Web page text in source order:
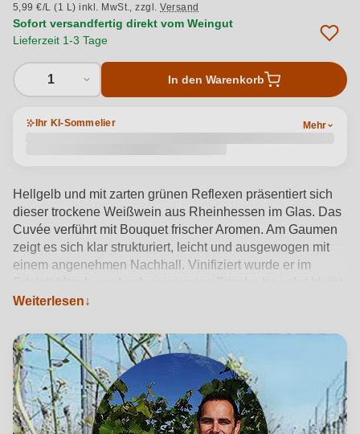
5,99 €/L (1 L) inkl. MwSt.,zzgl.Versand
Sofort versandfertig direkt vom Weingut
Lieferzeit 1-3 Tage
1 In den Warenkorb
Ihr KI-Sommelier Mehr
Hellgelb und mit zarten grünen Reflexen präsentiert sich
dieser trockene Weißwein aus Rheinhessen im Glas. Das
Cuvée verführt mit Bouquet frischer Aromen. Am Gaumen
zeigt es sich klar strukturiert, leicht und ausgewogen mit
einem angenehmen Nachhall. Vinifiziert wurde er im
Das Weingut Oswald liegt im sonnigen Sprendlingen, in
Alkohol passt dieser Wein wunderbar zu Salaten,
Fischgerichten oder als unkomplizierter Aperitif. Ein
vielseitiger Begleiter für den Alltag – Rheinhessen im Glas.
Produktdetails anzeigen →
Weiterlesen